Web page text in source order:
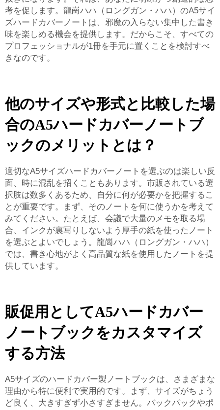
考を促します。龍崗ハハ（ロングガン・ハハ）のA5サイ
ズハードカバーノートは、邪魔の入らない集中した書き
味を楽しめる機会を提供します。だからこそ、すべての
プロフェッショナルが1冊を手元に置くことを検討すべ
きなのです。
他のサイズや形式と比較した場
合のA5ハードカバーノートブ
ックのメリットとは？
適切なA5サイズハードカバーノートを選ぶのは楽しい反
面、時に混乱を招くこともあります。市販されている選
択肢は数多くあるため、自分に何が必要かを把握するこ
とが重要です。まず、そのノートを何に使うかを考えて
みてください。たとえば、会議で大量のメモを取る場
合、インクが裏写りしないよう厚手の紙を使ったノート
を選ぶとよいでしょう。龍崗ハハ（ロングガン・ハハ）
では、書き心地がよく高品質な紙を使用したノートを提
供しています。
販促用としてA5ハードカバー
ノートブックをカスタマイズ
する方法
A5サイズのハードカバー製ノートブックは、さまざまな
理由から特に便利で実用的です。まず、サイズがちょう
ど良く、大きすぎず小さすぎません。バックパックやポ